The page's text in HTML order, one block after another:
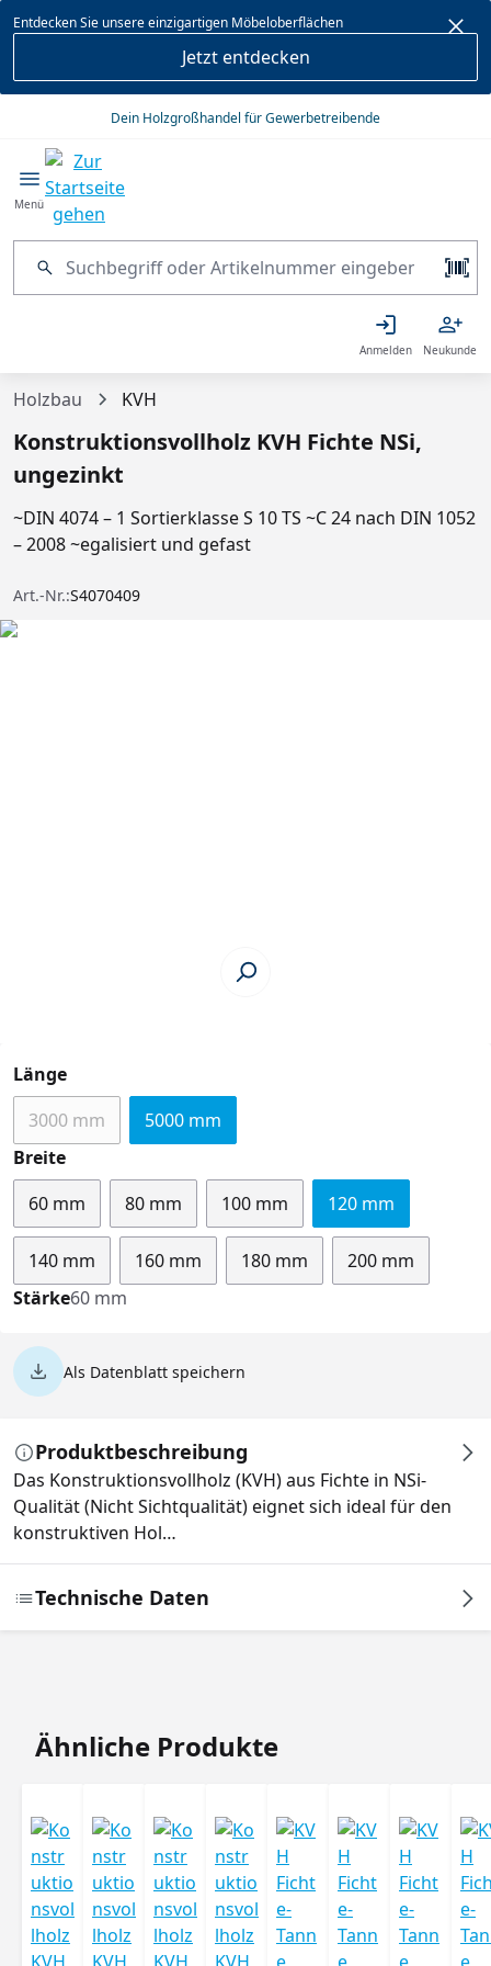
springen
Entdecken Sie unsere einzigartigen Möbeloberflächen
Jetzt entdecken
Dein Holzgroßhandel für Gewerbetreibende
Menü
Anmelden Neukunde
Holzbau KVH
Konstruktionsvollholz KVH Fichte NSi,
ungezinkt
~DIN 4074 – 1 Sortierklasse S 10 TS ~C 24 nach DIN 1052
– 2008 ~egalisiert und gefast
Art.-Nr.:S4070409
Längeauswählen
3000 mm(Diese Option ist zurzeit nicht verfügbar.)
5000 mm
Breiteauswählen
60 mm
80 mm 100 mm 120 mm
140 mm 160 mm 180 mm
200 mm
Stärke60 mm
Als Datenblatt speichern
Produktbeschreibung
Das Konstruktionsvollholz (KVH) aus Fichte in NSi-
Qualität (Nicht Sichtqualität) eignet sich ideal für den
konstruktiven Hol…
Technische Daten
Produktgalerie überspringen
Ähnliche Produkte